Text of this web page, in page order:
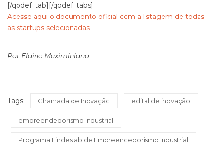
[/qodef_tab][/qodef_tabs]
Acesse aqui o documento oficial com a listagem de todas
as startups selecionadas
Por Elaine Maximiniano
Tags: Chamada de Inovação edital de inovação
empreendedorismo industrial
Programa Findeslab de Empreendedorismo Industrial